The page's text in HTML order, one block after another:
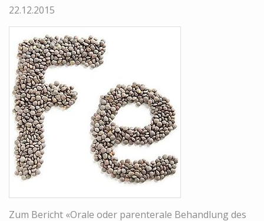
22.12.2015
Zum Bericht «Orale oder parenterale Behandlung des